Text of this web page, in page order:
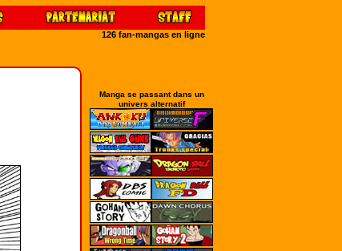
126 fan-mangas en ligne
Manga se passant dans un
univers alternatif